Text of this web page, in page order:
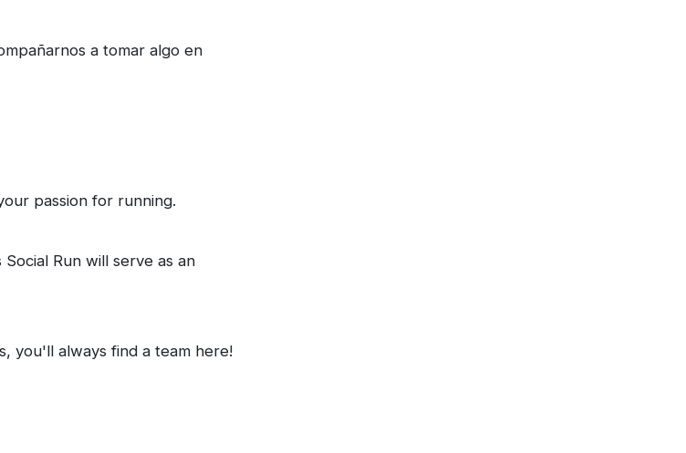
a tomar algo en
passion for running.
Run will serve as an
you'll always find a team here!